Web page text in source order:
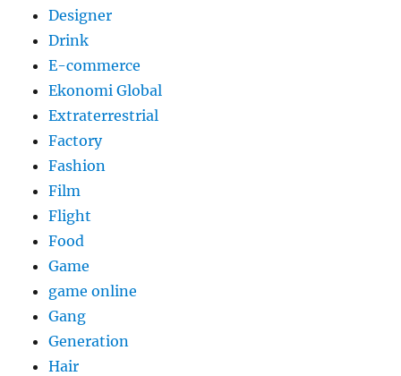
Designer
Drink
E-commerce
Ekonomi Global
Extraterrestrial
Factory
Fashion
Film
Flight
Food
Game
game online
Gang
Generation
Hair